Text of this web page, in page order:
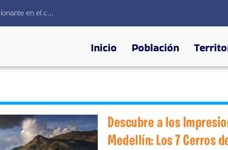
en el c...
Inicio Población
Descubre a los
Medellín: Los 7 Cerros